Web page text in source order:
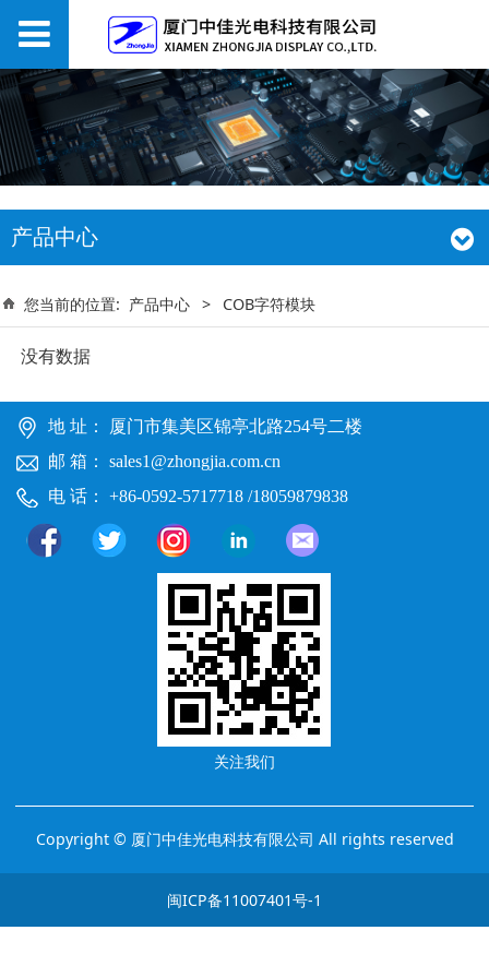
产品中心
您当前的位置: 产品中心 > COB字符模块
没有数据
地 址： 厦门市集美区锦亭北路254号二楼
邮 箱： sales1@zhongjia.com.cn
电 话： +86-0592-5717718 /18059879838
关注我们
Copyright © 厦门中佳光电科技有限公司 All rights reserved
闽ICP备11007401号-1